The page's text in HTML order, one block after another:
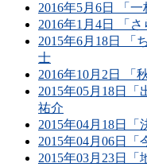
2016年5月6日 「
2016年1月4日 「
2015年6月18日 「
士
2016年10月2日 「
2015年05月18日「
祐介
2015年04月18日「
2015年04月06日「
2015年03月23日